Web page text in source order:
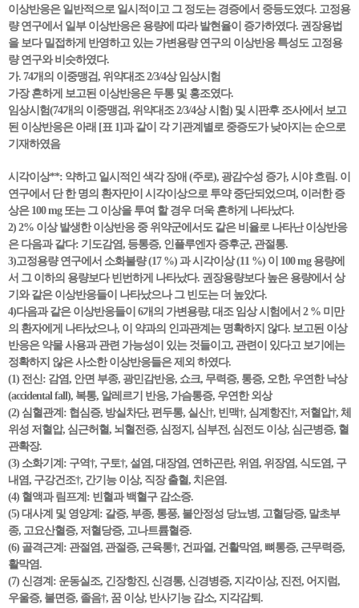
이상반응은 일반적으로 일시적이고 그 정도는 경증에서 중등도였다. 고정용
량 연구에서 일부 이상반응은 용량에 따라 발현율이 증가하였다. 권장용법
을 보다 밀접하게 반영하고 있는 가변용량 연구의 이상반응 특성도 고정용
량 연구와 비슷하였다.
가. 74개의 이중맹검, 위약대조 2/3/4상 임상시험
가장 흔하게 보고된 이상반응은 두통 및 홍조였다.
임상시험(74개의 이중맹검, 위약대조 2/3/4상 시험) 및 시판후 조사에서 보고
된 이상반응은 아래 [표 1]과 같이 각 기관계별로 중증도가 낮아지는 순으로
기재하였음
시각이상**: 약하고 일시적인 색각 장애 (주로), 광감수성 증가, 시야 흐림. 이
연구에서 단 한 명의 환자만이 시각이상으로 투약 중단되었으며, 이러한 증
상은 100 mg 또는 그 이상을 투여 할 경우 더욱 흔하게 나타났다.
2) 2% 이상 발생한 이상반응 중 위약군에서도 같은 비율로 나타난 이상반응
은 다음과 같다: 기도감염, 등통증, 인플루엔자 증후군, 관절통.
3)고정용량 연구에서 소화불량 (17 %) 과 시각이상 (11 %) 이 100 mg 용량에
서 그 이하의 용량보다 빈번하게 나타났다. 권장용량보다 높은 용량에서 상
기와 같은 이상반응들이 나타났으나 그 빈도는 더 높았다.
4)다음과 같은 이상반응들이 6개의 가변용량, 대조 임상 시험에서 2 % 미만
의 환자에게 나타났으나, 이 약과의 인과관계는 명확하지 않다. 보고된 이상
반응은 약물 사용과 관련 가능성이 있는 것들이고, 관련이 있다고 보기에는
정확하지 않은 사소한 이상반응들은 제외 하였다.
(1) 전신: 감염, 안면 부종, 광민감반응, 쇼크, 무력증, 통증, 오한, 우연한 낙상
(accidental fall), 복통, 알레르기 반응, 가슴통증, 우연한 외상
(2) 심혈관계: 협심증, 방실차단, 편두통, 실신†, 빈맥†, 심계항진†, 저혈압†, 체
위성 저혈압, 심근허혈, 뇌혈전증, 심정지, 심부전, 심전도 이상, 심근병증, 혈
관확장.
(3) 소화기계: 구역†, 구토†, 설염, 대장염, 연하곤란, 위염, 위장염, 식도염, 구
내염, 구강건조†, 간기능 이상, 직장 출혈, 치은염.
(4) 혈액과 림프계: 빈혈과 백혈구 감소증.
(5) 대사계 및 영양계: 갈증, 부종, 통풍, 불안정성 당뇨병, 고혈당증, 말초부
종, 고요산혈증, 저혈당증, 고나트륨혈증.
(6) 골격근계: 관절염, 관절증, 근육통†, 건파열, 건활막염, 뼈통증, 근무력증,
활막염.
(7) 신경계: 운동실조, 긴장항진, 신경통, 신경병증, 지각이상, 진전, 어지럼,
우울증, 불면증, 졸음†, 꿈 이상, 반사기능 감소, 지각감퇴.